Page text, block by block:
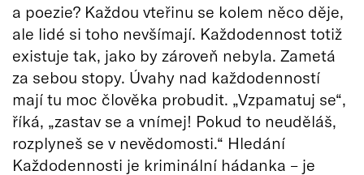
a poezie? Každou vteřinu se kolem něco děje,
ale lidé si toho nevšímají. Každodennost totiž
existuje tak, jako by zároveň nebyla. Zametá
za sebou stopy. Úvahy nad každodenností
mají tu moc člověka probudit. „Vzpamatuj se“,
říká, „zastav se a vnímej! Pokud to neuděláš,
rozplyneš se v nevědomosti.“ Hledání
Každodennosti je kriminální hádanka – je